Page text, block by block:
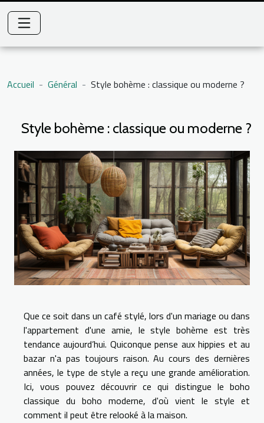
Accueil Général Style bohème : classique ou moderne ?
Style bohème : classique ou moderne ?
Que ce soit dans un café stylé, lors d'un mariage ou dans
l'appartement d'une amie, le style bohème est très
tendance aujourd’hui. Quiconque pense aux hippies et au
bazar n'a pas toujours raison. Au cours des dernières
années, le type de style a reçu une grande amélioration.
Ici, vous pouvez découvrir ce qui distingue le boho
classique du boho moderne, d'où vient le style et
comment il peut être relooké à la maison.